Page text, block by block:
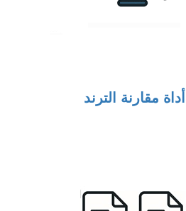
أداة مقارنة الترند